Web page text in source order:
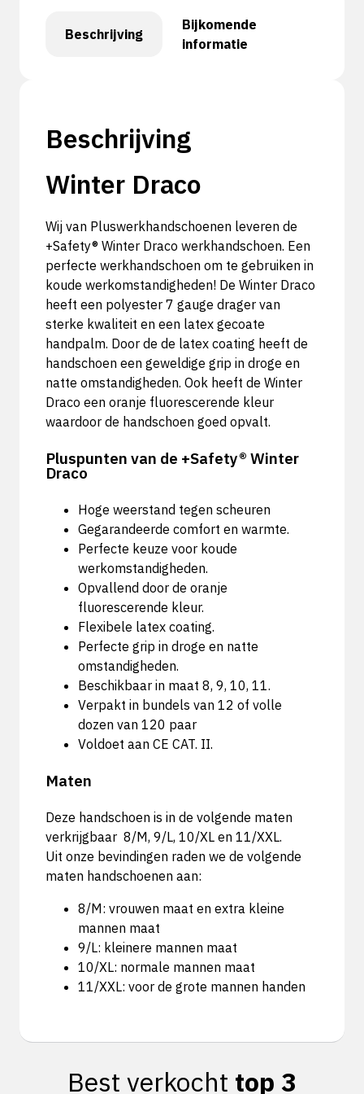
Beschrijving
Bijkomende
informatie
Beschrijving
Winter Draco
Wij van Pluswerkhandschoenen leveren de
+Safety® Winter Draco werkhandschoen. Een
perfecte werkhandschoen om te gebruiken in
koude werkomstandigheden! De Winter Draco
heeft een polyester 7 gauge drager van
sterke kwaliteit en een latex gecoate
handpalm. Door de de latex coating heeft de
handschoen een geweldige grip in droge en
natte omstandigheden. Ook heeft de Winter
Draco een oranje fluorescerende kleur
waardoor de handschoen goed opvalt.
Pluspunten van de +Safety® Winter
Draco
Hoge weerstand tegen scheuren
Gegarandeerde comfort en warmte.
Perfecte keuze voor koude
werkomstandigheden.
Opvallend door de oranje
fluorescerende kleur.
Flexibele latex coating.
Perfecte grip in droge en natte
omstandigheden.
Beschikbaar in maat 8, 9, 10, 11.
Verpakt in bundels van 12 of volle
dozen van 120 paar
Voldoet aan CE CAT. II.
Maten
Deze handschoen is in de volgende maten
verkrijgbaar 8/M, 9/L, 10/XL en 11/XXL.
Uit onze bevindingen raden we de volgende
maten handschoenen aan:
8/M: vrouwen maat en extra kleine
mannen maat
9/L: kleinere mannen maat
10/XL: normale mannen maat
11/XXL: voor de grote mannen handen
Best verkocht top 3